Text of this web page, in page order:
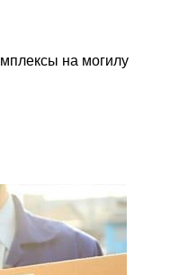
на могилу